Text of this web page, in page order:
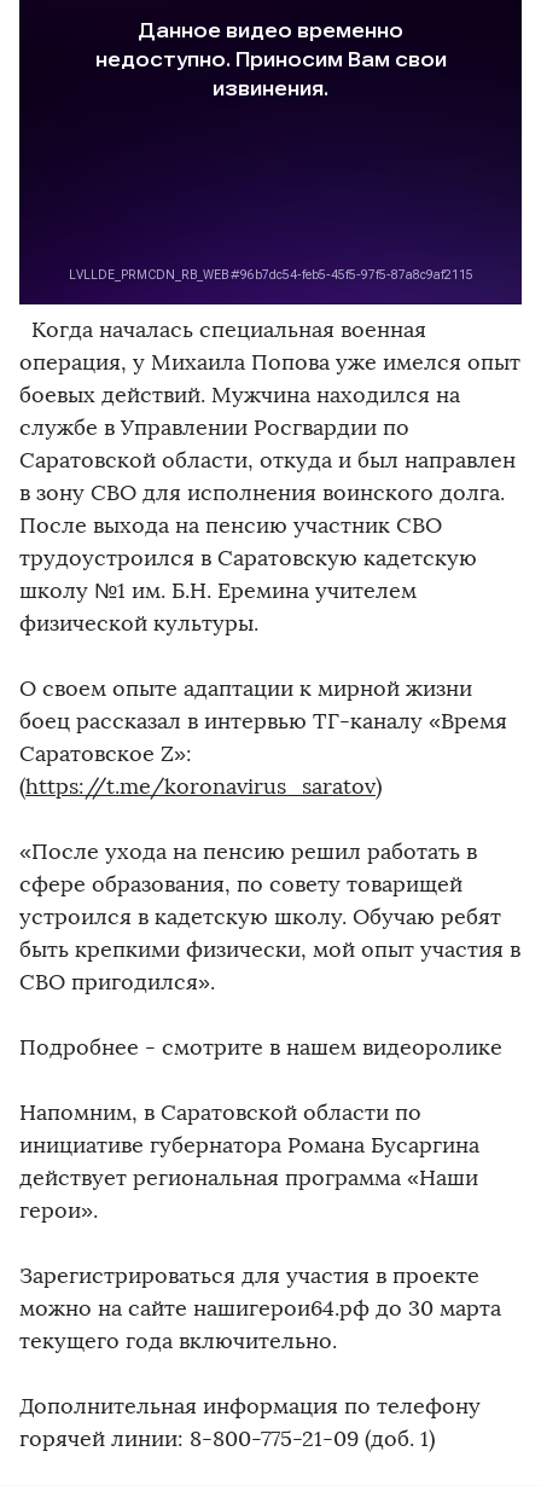
Когда началась специальная военная
операция, у Михаила Попова уже имелся опыт
боевых действий. Мужчина находился на
службе в Управлении Росгвардии по
Саратовской области, откуда и был направлен
в зону СВО для исполнения воинского долга.
После выхода на пенсию участник СВО
трудоустроился в Саратовскую кадетскую
школу №1 им. Б.Н. Еремина учителем
физической культуры.
О своем опыте адаптации к мирной жизни
боец рассказал в интервью ТГ-каналу «Время
Саратовское Z»:
(https://t.me/koronavirus_saratov)
«После ухода на пенсию решил работать в
сфере образования, по совету товарищей
устроился в кадетскую школу. Обучаю ребят
быть крепкими физически, мой опыт участия в
СВО пригодился».
Подробнее - смотрите в нашем видеоролике
Напомним, в Саратовской области по
инициативе губернатора Романа Бусаргина
действует региональная программа «Наши
герои».
Зарегистрироваться для участия в проекте
можно на сайте нашигерои64.рф до 30 марта
текущего года включительно.
Дополнительная информация по телефону
горячей линии: 8-800-775-21-09 (доб. 1)